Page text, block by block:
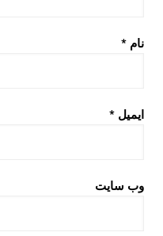
نام *
ایمیل *
وب‌ سایت